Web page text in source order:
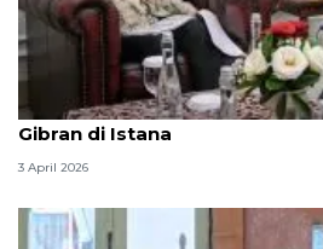
Seskab Teddy silaturahmi Idul
Gibran di Istana
3 April 2026